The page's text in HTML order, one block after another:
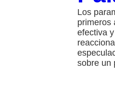
Los
primeros
efectiva
sobre un